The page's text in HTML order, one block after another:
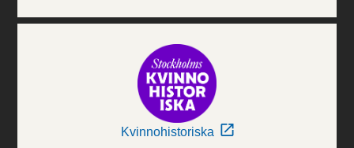
Kvinnohistoriska